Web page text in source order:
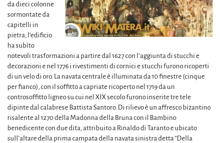
da dieci colonne
sormontate da
capitelli in
pietra; l’edificio
ha subìto
notevoli trasformazioni a partire dal 1627 con l’aggiunta di stucchi e
decorazioni e nel 1776 i rivestimenti di cornici e stucchi furono ricoperti
di un velo di oro. La navata centrale è illuminata da 10 finestre (cinque
per fianco), con il soffitto a capriate ricoperto nel 1719 da un
controsoffitto ligneo su cui nel XIX secolo furono inserite tre tele
dipinte dal calabrese Battista Santoro. Di rilievo è un affresco bizantino
risalente al 1270 della Madonna della Bruna con il Bambino
benedicente con due dita, attribuito a Rinaldo di Taranto e ubicato
sull’altare della prima campata della navata sinistra detta “Della